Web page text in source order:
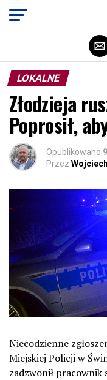
LOKALNE
Złodzieja
Poprosił,
Opublikowano
Przez
Niecodzienne
Miejskiej Policji w
zadzwonił